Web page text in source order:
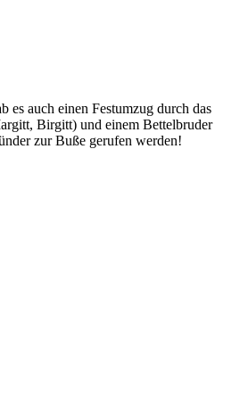
auch einen Festumzug durch das
Birgitt) und einem Bettelbruder
zur Buße gerufen werden!